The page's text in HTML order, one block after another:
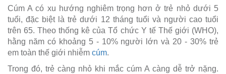
Cúm A có xu hướng nghiêm trọng hơn ở trẻ nhỏ dưới 5
tuổi, đặc biệt là trẻ dưới 12 tháng tuổi và người cao tuổi
trên 65. Theo thống kê của Tổ chức Y tế Thế giới (WHO),
hằng năm có khoảng 5 - 10% người lớn và 20 - 30% trẻ
em toàn thế giới nhiễm cúm.
Trong đó, trẻ càng nhỏ khi mắc cúm A càng dễ trở nặng.